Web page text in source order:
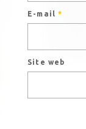
E-mail*
Site web